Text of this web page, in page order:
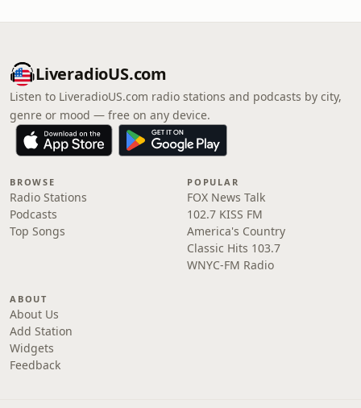
LiveradioUS.com
Listen to LiveradioUS.com radio stations and podcasts by city,
genre or mood — free on any device.
BROWSE
Radio Stations
Podcasts
Top Songs
POPULAR
FOX News Talk
102.7 KISS FM
America's Country
Classic Hits 103.7
WNYC-FM Radio
ABOUT
About Us
Add Station
Widgets
Feedback